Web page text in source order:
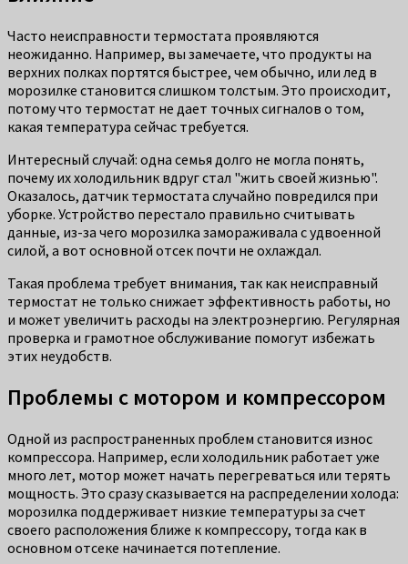
Часто неисправности термостата проявляются
неожиданно. Например, вы замечаете, что продукты на
верхних полках портятся быстрее, чем обычно, или лед в
морозилке становится слишком толстым. Это происходит,
потому что термостат не дает точных сигналов о том,
какая температура сейчас требуется.
Интересный случай: одна семья долго не могла понять,
почему их холодильник вдруг стал "жить своей жизнью".
Оказалось, датчик термостата случайно повредился при
уборке. Устройство перестало правильно считывать
данные, из-за чего морозилка замораживала с удвоенной
силой, а вот основной отсек почти не охлаждал.
Такая проблема требует внимания, так как неисправный
термостат не только снижает эффективность работы, но
и может увеличить расходы на электроэнергию. Регулярная
проверка и грамотное обслуживание помогут избежать
этих неудобств.
Проблемы с мотором и компрессором
Одной из распространенных проблем становится износ
компрессора. Например, если холодильник работает уже
много лет, мотор может начать перегреваться или терять
мощность. Это сразу сказывается на распределении холода:
морозилка поддерживает низкие температуры за счет
своего расположения ближе к компрессору, тогда как в
основном отсеке начинается потепление.